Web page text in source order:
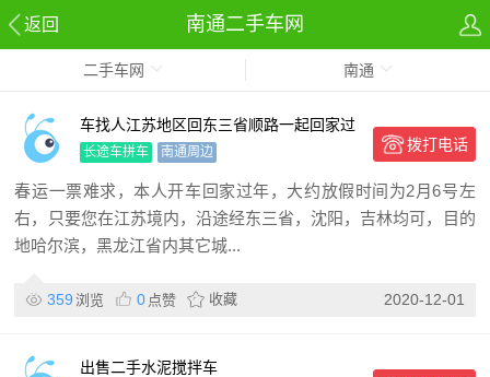
返回 南通二手车网
二手车网 南通
车找人江苏地区回东三省顺路一起回家过
年
长途车拼车 南通周边 拨打电话
春运一票难求，本人开车回家过年，大约放假时间为2月6号左
右，只要您在江苏境内，沿途经东三省，沈阳，吉林均可，目的
地哈尔滨，黑龙江省内其它城...
359 浏览 0 点赞 收藏 2020-12-01
出售二手水泥搅拌车